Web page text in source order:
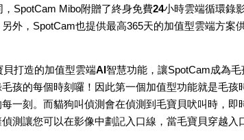
SpotCam Mibo附贈了終身免費24小時雲端循環錄
外，SpotCam也提供最高365天的加值型雲端方案
貝打造的加值型雲端AI智慧功能，讓SpotCam成為
孩的每個時刻囉！因此第一個加值型功能就是毛孩
一刻。而貓狗叫偵測會在偵測到毛寶貝吠叫時，即
偵測讓您可以在影像中劃記入口線，當毛寶貝穿越入